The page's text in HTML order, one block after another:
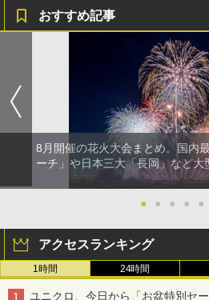
おすすめ記事
8月開催の花火大会まとめ。国内
ーチ」や日本三大「長岡」など大
● ● ● ● ●
アクセスランキング
1時間 24時間
ユニクロ、今日から「お盆特別セ